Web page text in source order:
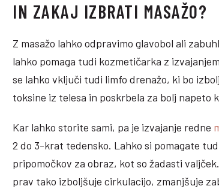
IN ZAKAJ IZBRATI MASAŽO?
Z masažo lahko odpravimo glavobol ali
lahko pomaga tudi kozmetičarka z izvajanjem
se lahko vključi tudi limfo drenažo, ki bo
toksine iz telesa in poskrbela za bolj napeto
Kar lahko storite sami, pa je izvajanje redne
2 do 3-krat tedensko. Lahko si pomagate
pripomočkov za obraz, kot so žadasti
prav tako izboljšuje cirkulacijo, zmanjšuje